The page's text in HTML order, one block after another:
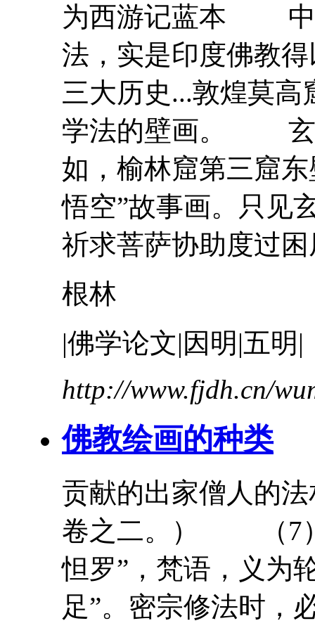
为西游记蓝本
法，实是印度佛教
三大历史...敦煌莫
学法的壁画。 玄
如，榆林窟第三窟
悟空”故事画。只见
祈求菩萨协助度过困
根林
|佛学论文|因明|五明|
http://www.fjdh.cn/
佛教绘画的种类
贡献的出家僧人的
卷之二。） （7）
怛罗”，梵语，义为
足”。密宗修法时，